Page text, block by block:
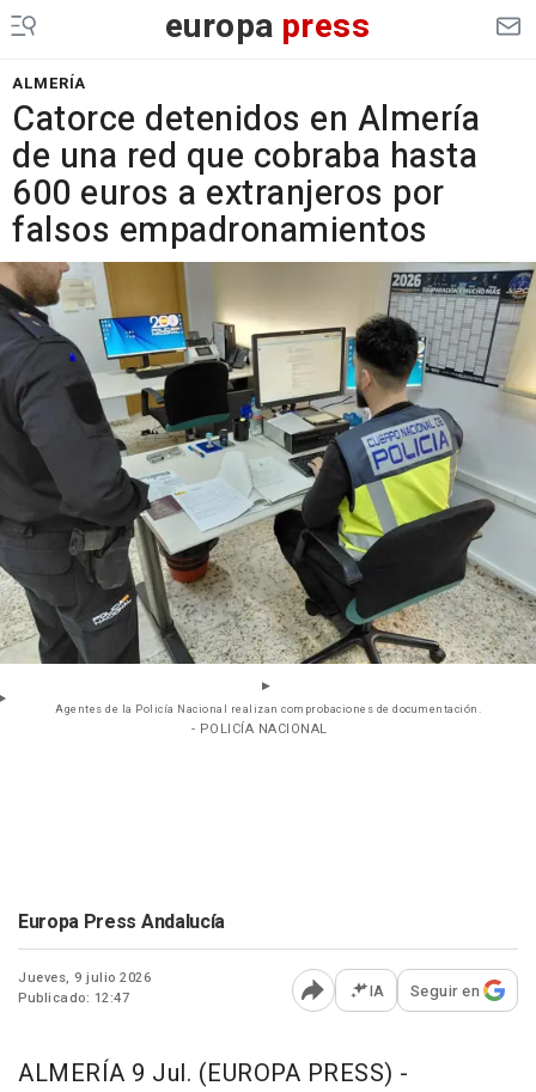
europa press
ALMERÍA
Catorce detenidos en Almería
de una red que cobraba hasta
600 euros a extranjeros por
falsos empadronamientos
Agentes de la Policía Nacional realizan comprobaciones de documentación.
- POLICÍA NACIONAL
Europa Press Andalucía
Jueves, 9 julio 2026
Publicado: 12:47
Abrir opciones para
IA Seguir en
ALMERÍA 9 Jul. (EUROPA PRESS) -